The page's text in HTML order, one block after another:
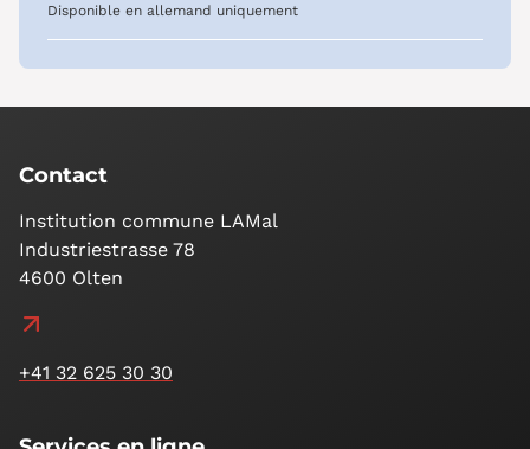
Disponible en allemand uniquement
Contact
Institution commune LAMal
Industriestrasse 78
4600 Olten
+41 32 625 30 30